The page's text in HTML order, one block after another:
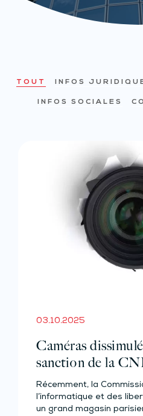
TOUT INFOS
INFOS SOCIALES
03.10.2025
Caméras
sanction de la
Récemment, la
l’informatique et des
un grand magasin